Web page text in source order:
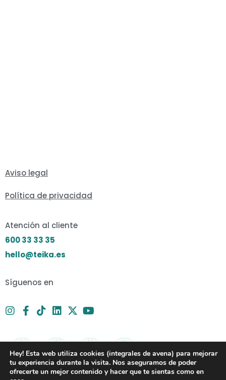
Aviso legal
Política de privacidad
Atención al cliente
600 33 33 35
hello@teika.es
Síguenos en
Hey! Esta web utiliza cookies (integrales de avena) para mejorar
tu experiencia durante la visita. Nos aseguramos de poder
ofrecerte un mejor contenido y hacer que te sientas como en